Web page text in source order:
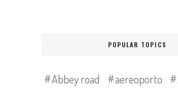
POPULAR TOPICS
Abbey road aereoporto